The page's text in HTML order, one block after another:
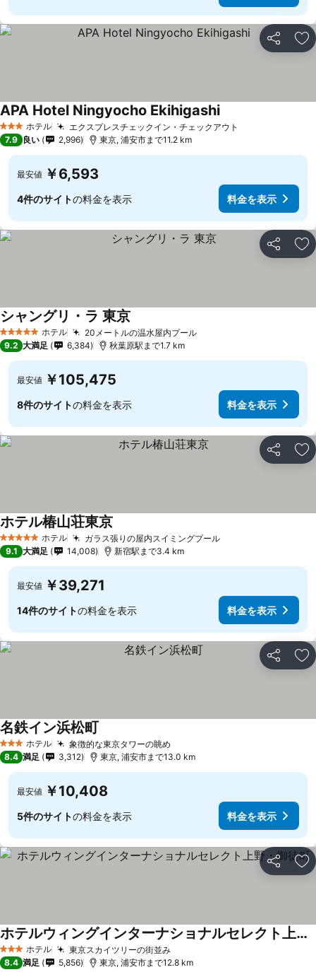
シェア お
3 ホテルのランク
ホテル エクスプレスチェックイン・チェックアウト
APA Hotel Ningyocho Ekihigashi
7.9 良い 2,996 東京, 浦安市まで11.2 km
最安値 ￥6,593
4件のサイトの料金を表示 料金を表示
シェア お
5 ホテルのランク
ホテル 20メートルの温水屋内プール
シャングリ・ラ 東京
9.2 大満足 6,384 秋葉原駅まで1.7 km
最安値 ￥105,475
8件のサイトの料金を表示 料金を表示
シェア お
5 ホテルのランク
ホテル ガラス張りの屋内スイミングプール
ホテル椿山荘東京
9.1 大満足 14,008 新宿駅まで3.4 km
最安値 ￥39,271
14件のサイトの料金を表示 料金を表示
シェア お
3 ホテルのランク
ホテル 象徴的な東京タワーの眺め
名鉄イン浜松町
8.4 満足 3,312 東京, 浦安市まで13.0 km
最安値 ￥10,408
5件のサイトの料金を表示 料金を表示
シェア お
3 ホテルのランク
ホテル 東京スカイツリーの街並み
ホテルウィングインターナショナルセレクト上野・御徒町
8.4 満足 5,856 東京, 浦安市まで12.8 km